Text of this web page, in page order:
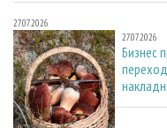
27.07.2026
27.07.2026
Бизнес